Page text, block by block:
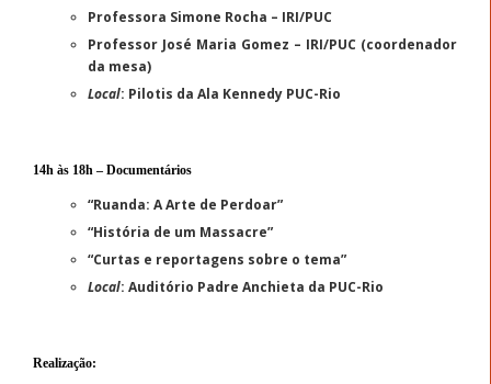
Professora Simone Rocha – IRI/PUC
Professor José Maria Gomez – IRI/PUC (coordenador
da mesa)
Local: Pilotis da Ala Kennedy PUC-Rio
14h às 18h – Documentários
“Ruanda: A Arte de Perdoar”
“História de um Massacre”
“Curtas e reportagens sobre o tema”
Local: Auditório Padre Anchieta da PUC-Rio
Realização: